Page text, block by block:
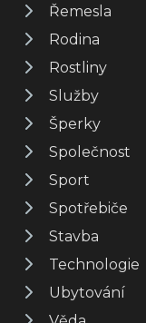
Řemesla
Rodina
Rostliny
Služby
Šperky
Společnost
Sport
Spotřebiče
Stavba
Technologie
Ubytování